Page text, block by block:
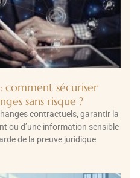
sécuriser
sans risque ?
contractuels, garantir la
ou d’une information sensible
de la preuve juridique